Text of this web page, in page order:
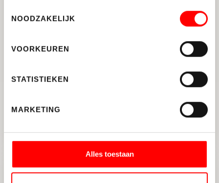
NOODZAKELIJK
VOORKEUREN
STATISTIEKEN
MARKETING
Alles toestaan
UTRECHT
VERHUURD